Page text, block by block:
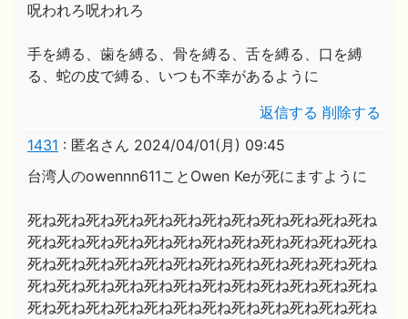
呪われろ呪われろ
手を縛る、歯を縛る、骨を縛る、舌を縛る、口を縛
る、蛇の皮で縛る、いつも不幸があるように
返信する 削除する
1431 : 匿名さん 2024/04/01(月) 09:45
台湾人のowennn611ことOwen Keが死にますように
死ね死ね死ね死ね死ね死ね死ね死ね死ね死ね死ね死ね
死ね死ね死ね死ね死ね死ね死ね死ね死ね死ね死ね死ね
死ね死ね死ね死ね死ね死ね死ね死ね死ね死ね死ね死ね
死ね死ね死ね死ね死ね死ね死ね死ね死ね死ね死ね死ね
死ね死ね死ね死ね死ね死ね死ね死ね死ね死ね死ね死ね